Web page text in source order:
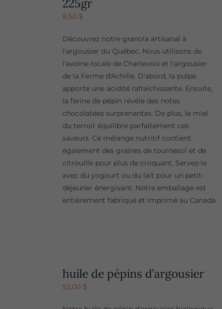
225gr
8,50 $
Découvrez notre granola artisanal à
l'argousier du Québec. Nous utilisons de
l'avoine locale de Charlevoix et l'argousier
de la Ferme d'Achille. D'abord, la pulpe
apporte une acidité rafraîchissante. Ensuite,
la farine de pépin révèle des notes
chocolatées surprenantes. De plus, le miel
du terroir équilibre parfaitement ces
saveurs. Ce mélange nutritif contient
également des graines de tournesol et de
citrouille pour plus de croquant. Servez-le
avec du yogourt ou du lait pour un petit-
déjeuner énergisant. Notre emballage est
entièrement fabriqué et imprimé au Canada.
huile de pépins d’argousier
52,00 $